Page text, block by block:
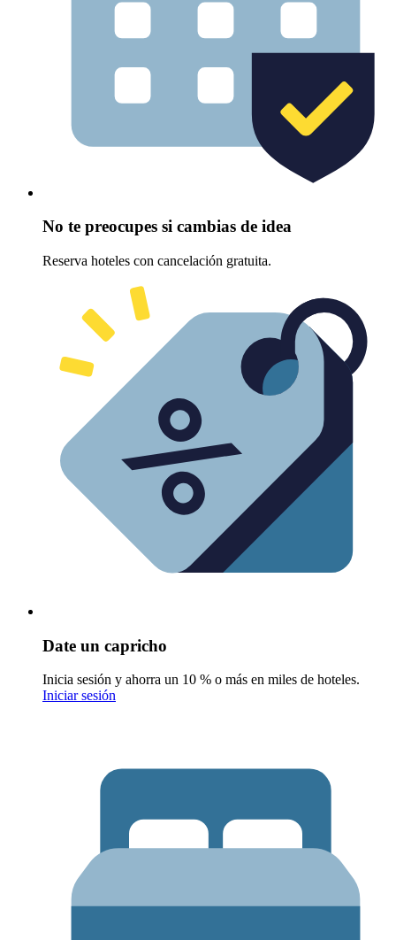
No te preocupes si cambias de idea
Reserva hoteles con cancelación gratuita.
Date un capricho
Inicia sesión y ahorra un 10 % o más en miles de hoteles.
Iniciar sesión